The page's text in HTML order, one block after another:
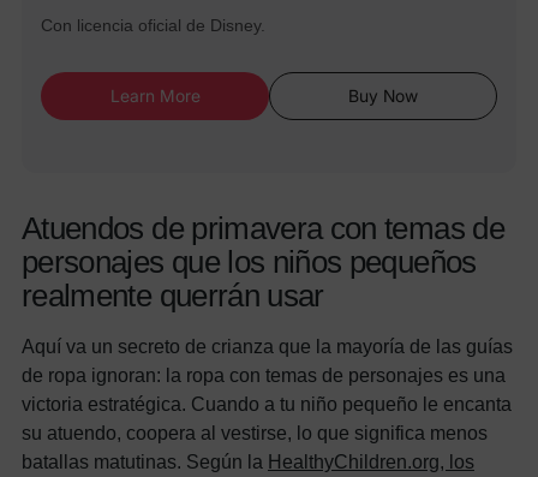
Con licencia oficial de Disney.
Learn More Buy Now
Atuendos de primavera con temas de
personajes que los niños pequeños
realmente querrán usar
Aquí va un secreto de crianza que la mayoría de las guías
de ropa ignoran: la ropa con temas de personajes es una
victoria estratégica. Cuando a tu niño pequeño le encanta
su atuendo, coopera al vestirse, lo que significa menos
batallas matutinas. Según la HealthyChildren.org, los